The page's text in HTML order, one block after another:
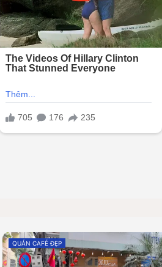
QUÁN CAFÉ ĐẸP